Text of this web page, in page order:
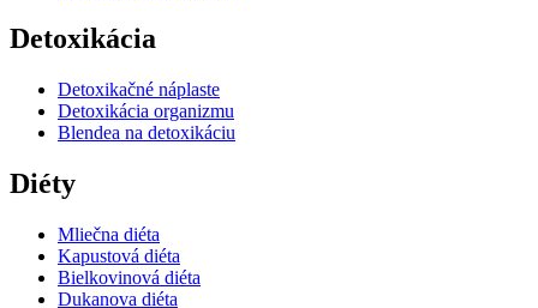
Detoxikácia
Detoxikačné náplaste
Detoxikácia organizmu
Blendea na detoxikáciu
Diéty
Mliečna diéta
Kapustová diéta
Bielkovinová diéta
Dukanova diéta